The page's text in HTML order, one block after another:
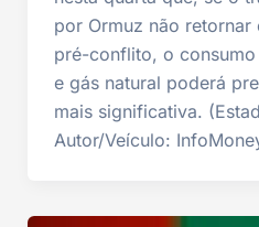
por Ormuz não retornar
pré-conflito, o
e gás natural poderá
mais significativa.
Autor/Veículo: